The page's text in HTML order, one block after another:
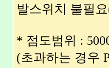
발스위치 불필
* 점도범위 :
(초과하는 경우